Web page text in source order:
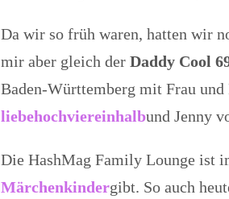
Da wir so früh waren, hatten wir
mir aber gleich der Daddy Cool
Baden-Württemberg mit Frau
liebehochviereinhalbund Jenny
Die HashMag Family Lounge ist
Märchenkindergibt. So auch